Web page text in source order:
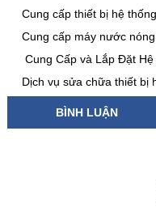
Cung cấp thiết bị hệ
Cung cấp máy nước
Cung Cấp và Lắp Đặt
Dịch vụ sửa chữa thiết bị
BÌNH LUẬN